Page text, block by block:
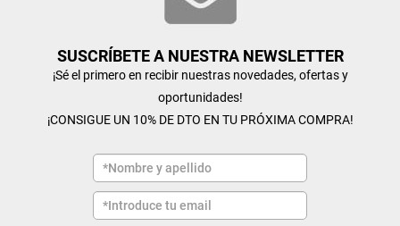
SUSCRÍBETE A NUESTRA NEWSLETTER
¡Sé el primero en recibir nuestras novedades, ofertas y
oportunidades!
¡CONSIGUE UN 10% DE DTO EN TU PRÓXIMA COMPRA!